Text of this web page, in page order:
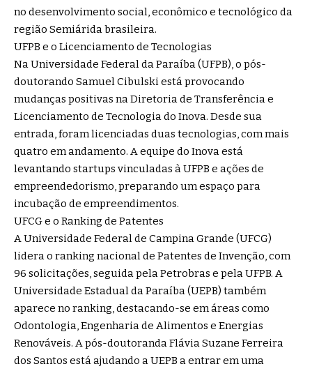
no desenvolvimento social, econômico e tecnológico da
região Semiárida brasileira.
UFPB e o Licenciamento de Tecnologias
Na Universidade Federal da Paraíba (UFPB), o pós-
doutorando Samuel Cibulski está provocando
mudanças positivas na Diretoria de Transferência e
Licenciamento de Tecnologia do Inova. Desde sua
entrada, foram licenciadas duas tecnologias, com mais
quatro em andamento. A equipe do Inova está
levantando startups vinculadas à UFPB e ações de
empreendedorismo, preparando um espaço para
incubação de empreendimentos.
UFCG e o Ranking de Patentes
A Universidade Federal de Campina Grande (UFCG)
lidera o ranking nacional de Patentes de Invenção, com
96 solicitações, seguida pela Petrobras e pela UFPB. A
Universidade Estadual da Paraíba (UEPB) também
aparece no ranking, destacando-se em áreas como
Odontologia, Engenharia de Alimentos e Energias
Renováveis. A pós-doutoranda Flávia Suzane Ferreira
dos Santos está ajudando a UEPB a entrar em uma